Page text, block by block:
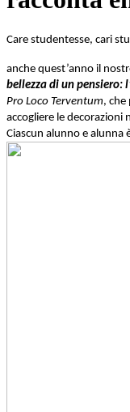
Care studentesse, cari
anche quest’anno il
bellezza di un pensiero:
Pro Loco Terventum, che
accogliere le decorazioni
Ciascun alunno e alunna